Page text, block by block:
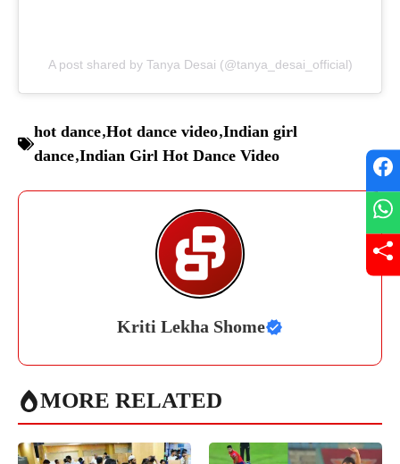
A post shared by Tanya Desai (@tanya_desai_official)
hot dance,Hot dance video,Indian girl
dance,Indian Girl Hot Dance Video
Kriti Lekha Shome
MORE RELATED